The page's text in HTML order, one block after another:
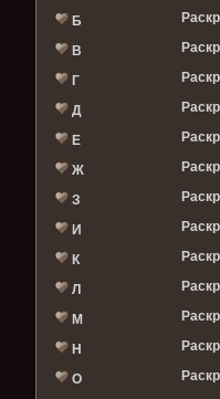
Б
В
Г
Д
Е
Ж
З
И
К
Л
М
Н
О